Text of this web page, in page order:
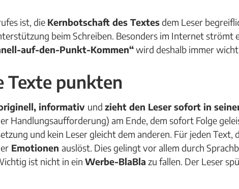
ist, die Kernbotschaft des Textesdem Leser
beim Schreiben. Besonders im Internet strömt
auf-den-Punkt-Kommen“wird deshalb immer
Texte punkten
informativ und zieht den Leser sofort in
Handlungsaufforderung) am Ende, dem sofort Folge
und kein Leser gleicht dem anderen. Für jeden Text,
Emotionen auslöst. Dies gelingt vor allem durch
ist nicht in ein Werbe-BlaBla zu fallen. Der Leser